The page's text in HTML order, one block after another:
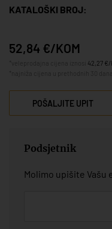
KATALOŠKI BROJ:
52,84 €/KOM
42,27
POŠALJITE UPIT
Podsjetnik
Molimo upišite Vašu